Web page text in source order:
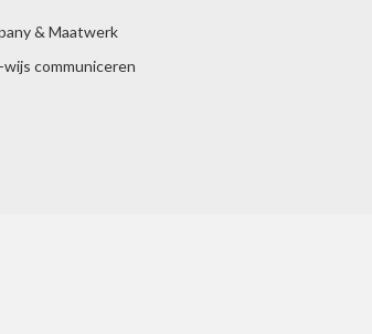
& Maatwerk
communiceren